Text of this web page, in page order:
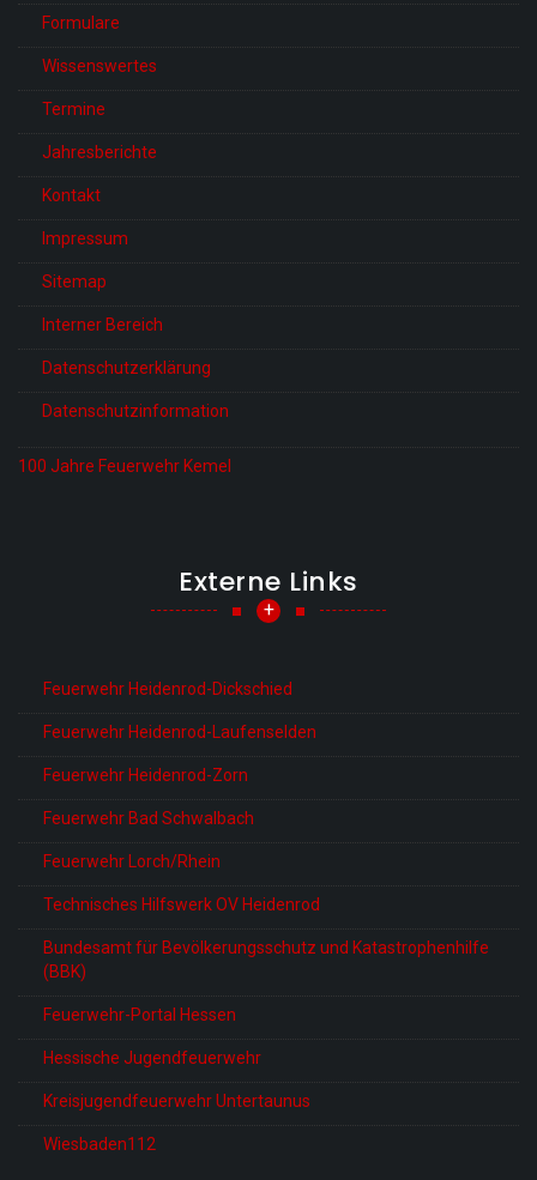
Formulare
Wissenswertes
Termine
Jahresberichte
Kontakt
Impressum
Sitemap
Interner Bereich
Datenschutzerklärung
Datenschutzinformation
100 Jahre Feuerwehr Kemel
Externe Links
+
Feuerwehr Heidenrod-Dickschied
Feuerwehr Heidenrod-Laufenselden
Feuerwehr Heidenrod-Zorn
Feuerwehr Bad Schwalbach
Feuerwehr Lorch/Rhein
Technisches Hilfswerk OV Heidenrod
Bundesamt für Bevölkerungsschutz und Katastrophenhilfe
(BBK)
Feuerwehr-Portal Hessen
Hessische Jugendfeuerwehr
Kreisjugendfeuerwehr Untertaunus
Wiesbaden112